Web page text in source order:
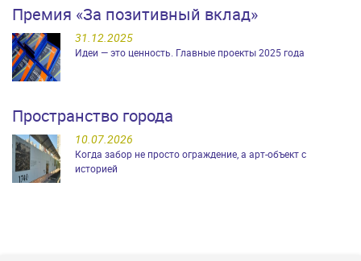
Премия «За позитивный вклад»
31.12.2025
Идеи — это ценность. Главные проекты 2025 года
Пространство города
10.07.2026
Когда забор не просто ограждение, а арт-объект с
историей